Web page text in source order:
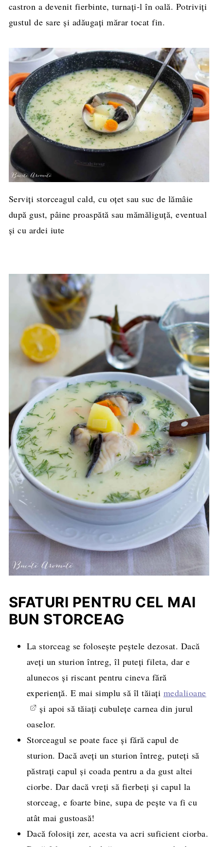
castron a devenit fierbinte, turnați-l în oală. Potriviți
gustul de sare și adăugați mărar tocat fin.
Serviți storceagul cald, cu oțet sau suc de lămâie
după gust, pâine proaspătă sau mămăliguță, eventual
și cu ardei iute
SFATURI PENTRU CEL MAI
BUN STORCEAG
La storceag se folosește peștele dezosat. Dacă
aveți un sturion întreg, îl puteți fileta, dar e
alunecos și riscant pentru cineva fără
experiență. E mai simplu să îl tăiați medalioane
și apoi să tăiați cubulețe carnea din jurul
oaselor.
Storceagul se poate face și fără capul de
sturion. Dacă aveți un sturion întreg, puteți să
păstrați capul și coada pentru a da gust altei
ciorbe. Dar dacă vreți să fierbeți și capul la
storceag, e foarte bine, supa de pește va fi cu
atât mai gustoasă!
Dacă folosiți zer, acesta va acri suficient ciorba.